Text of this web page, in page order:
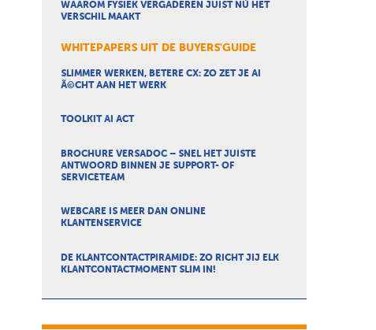
WAAROM FYSIEK VERGADEREN JUIST NÚ HET
VERSCHIL MAAKT
WHITEPAPERS UIT DE BUYERS'GUIDE
SLIMMER WERKEN, BETERE CX: ZO ZET JE AI
Ã©CHT AAN HET WERK
TOOLKIT AI ACT
BROCHURE VERSADOC – SNEL HET JUISTE
ANTWOORD BINNEN JE SUPPORT- OF
SERVICETEAM
WEBCARE IS MEER DAN ONLINE
KLANTENSERVICE
DE KLANTCONTACTPIRAMIDE: ZO RICHT JIJ ELK
KLANTCONTACTMOMENT SLIM IN!